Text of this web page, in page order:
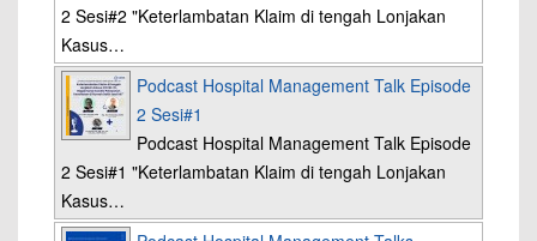
2 Sesi#2 "Keterlambatan Klaim di tengah Lonjakan
Kasus…
Podcast Hospital Management Talk Episode
2 Sesi#1
Podcast Hospital Management Talk Episode
2 Sesi#1 "Keterlambatan Klaim di tengah Lonjakan
Kasus…